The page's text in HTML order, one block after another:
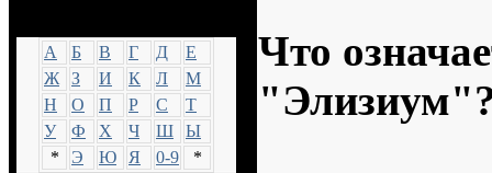
А
Б В Г Д
Е
Ж
З И К Л
М
Н
О П Р С
Т
У
Ф Х Ч Ш
Ы
*
Э Ю Я 0-9 *
Что